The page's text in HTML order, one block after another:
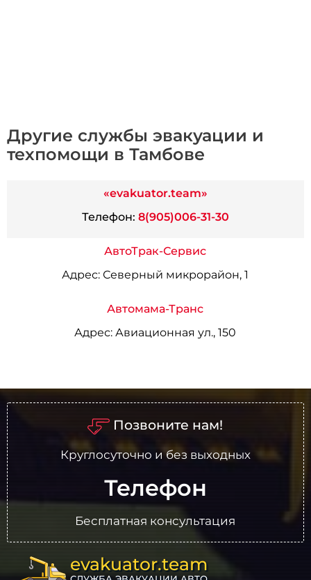
Другие службы эвакуации и
техпомощи в Тамбове
«evakuator.team»
Телефон: 8(905)006-31-30
АвтоТрак-Сервис
Адрес: Северный микрорайон, 1
Автомама-Транс
Адрес: Авиационная ул., 150
Позвоните нам!
Круглосуточно и без выходных
Телефон
Бесплатная консультация
evakuator.team